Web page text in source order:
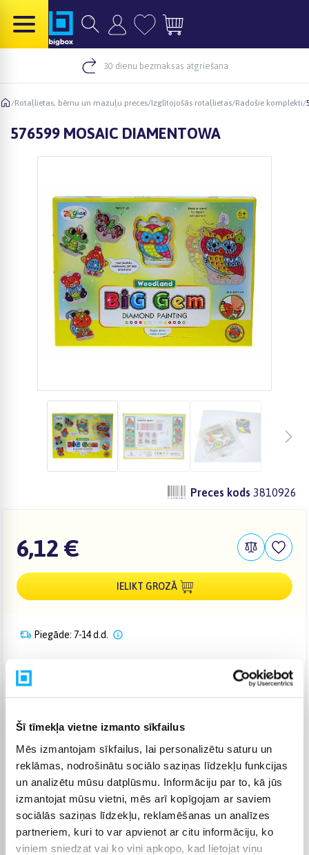
Šī tīmekļa vietne izmanto sīkfailus
Mēs izmantojam sīkfailus, lai personalizētu saturu un
reklāmas, nodrošinātu sociālo saziņas līdzekļu funkcijas
un analizētu mūsu datplūsmu. Informāciju par to, kā jūs
izmantojat mūsu vietni, mēs arī kopīgojam ar saviem
sociālās saziņas līdzekļu, reklamēšanas un analīzes
partneriem, kuri to var apvienot ar citu informāciju, ko
viņiem sniedzat vai ko viņi apkopo, kad lietojat viņu
30 dienu bezmaksas atgriešana
/Rotaļlietas, bērnu un mazuļu preces/Izglītojošās rotaļlietas/Radošie komplekti/
576599 MOSAIC DIAMENTOWA
Preces kods 3810926
6,12 €
IELIKT GROZĀ
Piegāde: 7-14 d.d.
Venipak Kurjers (4,99 €)
Augusts 18d. - Augusts 27d.
Omniva pakomāts ( )
Augusts 18d. - Augusts 26d.
Smartposti pakomāts (2,99 € )
DPD pakomāts (4,99 € )